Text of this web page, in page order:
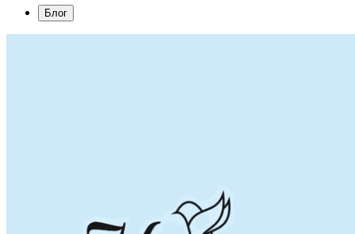
Блог